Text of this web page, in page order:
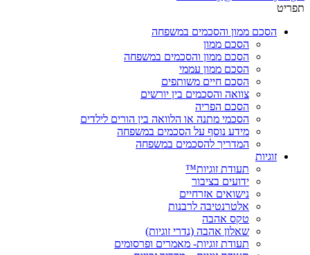
תפריט
הסכם ממון והסכמים במשפחה
הסכם ממון
הסכם ממון והסכמים במשפחה
הסכם ממון עממי
הסכם חיים משותפים
צוואה והסכמים בין יורשים
הסכם הפריה
הסכמי מתנה או הלוואה בין הורים לילדים
מידע נוסף על הסכמים במשפחה
המדריך להסכמים במשפחה
זוגיות
תעודת זוגיות™
ידועים בציבור
נישואים אזרחיים
אלטרנטיבה לרבנות
טקס אהבה
שאלון אהבה (נדרי זוגיות)
תעודת זוגיות- מאמרים ופרסומים